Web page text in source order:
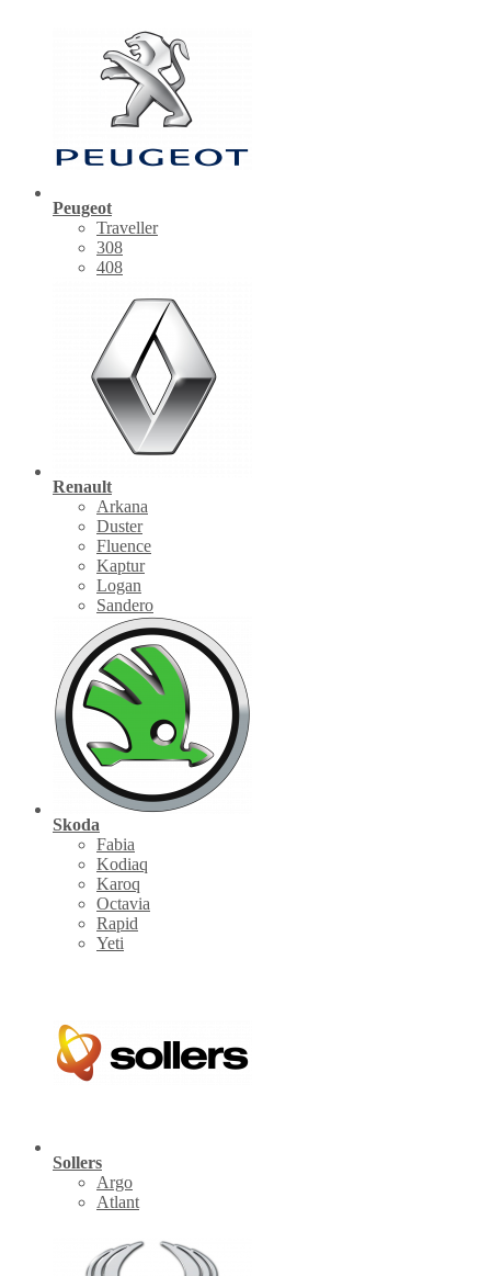
Peugeot
Traveller
308
408
Renault
Arkana
Duster
Fluence
Kaptur
Logan
Sandero
Skoda
Fabia
Kodiaq
Karoq
Octavia
Rapid
Yeti
Sollers
Argo
Atlant